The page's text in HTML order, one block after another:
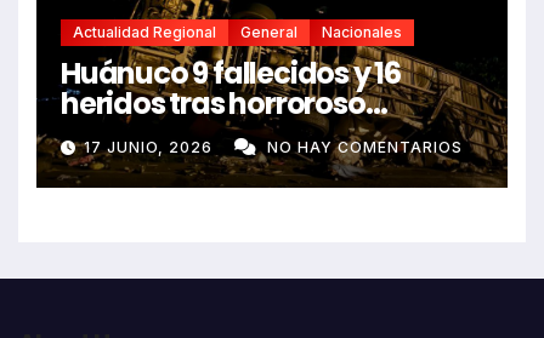
Actualidad Regional General Nacionales
Huánuco 9 fallecidos y 16
heridos tras horroroso
despiste de bus Real Chancas
que impactó contra vivienda
17 JUNIO, 2026 NO HAY COMENTARIOS